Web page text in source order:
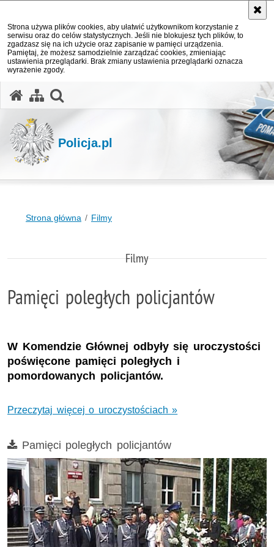
Strona używa plików cookies, aby ułatwić użytkownikom korzystanie z
serwisu oraz do celów statystycznych. Jeśli nie blokujesz tych plików, to
zgadzasz się na ich użycie oraz zapisanie w pamięci urządzenia.
Pamiętaj, że możesz samodzielnie zarządzać cookies, zmieniając
ustawienia przeglądarki. Brak zmiany ustawienia przeglądarki oznacza
wyrażenie zgody.
Policja.pl
Strona główna Filmy
Filmy
Pamięci poległych policjantów
W Komendzie Głównej odbyły się uroczystości
poświęcone pamięci poległych i
pomordowanych policjantów.
Przeczytaj więcej o uroczystościach »
Film
Pamięci poległych policjantów